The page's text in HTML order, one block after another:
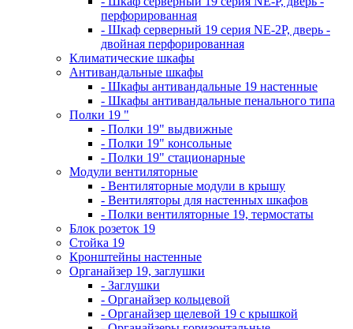
перфорированная
- Шкаф серверный 19 серия NE-2P, дверь -
двойная перфорированная
Климатические шкафы
Антивандальные шкафы
- Шкафы антивандальные 19 настенные
- Шкафы антивандальные пенального типа
Полки 19 "
- Полки 19" выдвижные
- Полки 19" консольные
- Полки 19" стационарные
Модули вентиляторные
- Вентиляторные модули в крышу
- Вентиляторы для настенных шкафов
- Полки вентиляторные 19, термостаты
Блок розеток 19
Стойка 19
Кронштейны настенные
Органайзер 19, заглушки
- Заглушки
- Органайзер кольцевой
- Органайзер щелевой 19 с крышкой